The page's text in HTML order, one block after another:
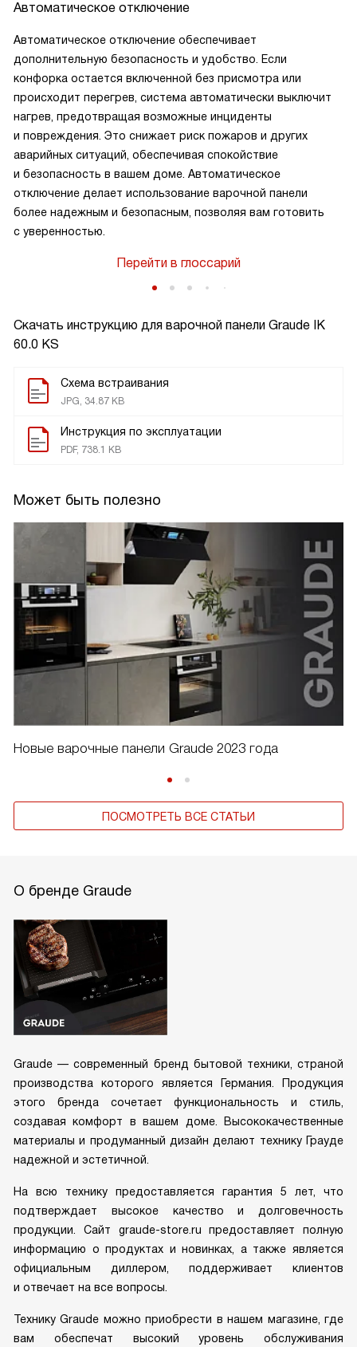
Скачать инструкцию для варочной панели Graude IK
60.0 KS
Схема встраивания
JPG, 34.87 KB
Инструкция по эксплуатации
PDF, 738.1 KB
Может быть полезно
Новые варочные панели Graude 2023 года
ПОСМОТРЕТЬ ВСЕ СТАТЬИ
Автоматическое отключение
Автоматическое отключение обеспечивает
дополнительную безопасность и удобство. Если
конфорка остается включенной без присмотра или
происходит перегрев, система автоматически выключит
нагрев, предотвращая возможные инциденты
и повреждения. Это снижает риск пожаров и других
аварийных ситуаций, обеспечивая спокойствие
и безопасность в вашем доме. Автоматическое
отключение делает использование варочной панели
более надежным и безопасным, позволяя вам готовить
с уверенностью.
Перейти в глоссарий
О бренде Graude
Graude — современный бренд бытовой техники, страной
производства которого является Германия. Продукция
этого бренда сочетает функциональность и стиль,
создавая комфорт в вашем доме. Высококачественные
материалы и продуманный дизайн делают технику Грауде
надежной и эстетичной.
На всю технику предоставляется гарантия 5 лет, что
подтверждает высокое качество и долговечность
продукции. Сайт graude-store.ru предоставляет полную
информацию о продуктах и новинках, а также является
официальным диллером, поддерживает клиентов
и отвечает на все вопросы.
Технику Graude можно приобрести в нашем магазине, где
вам обеспечат высокий уровень обслуживания